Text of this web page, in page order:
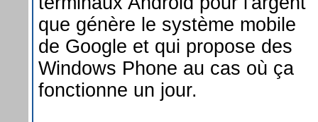
que génère le système mobile
de Google et qui propose des
Windows Phone au cas où ça
fonctionne un jour.